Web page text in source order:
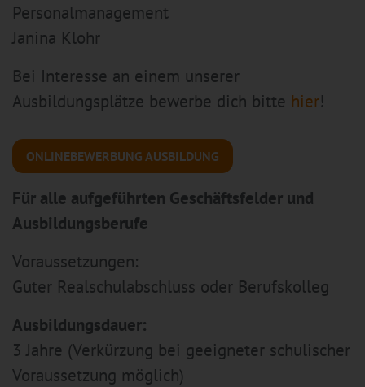
Personalmanagement
Janina Klohr
Bei Interesse an einem unserer
Ausbildungsplätze bewerbe dich bitte hier!
ONLINEBEWERBUNG AUSBILDUNG
Für alle aufgeführten Geschäftsfelder und
Ausbildungsberufe
Voraussetzungen:
Guter Realschulabschluss oder Berufskolleg
Ausbildungsdauer:
3 Jahre (Verkürzung bei geeigneter schulischer
Voraussetzung möglich)